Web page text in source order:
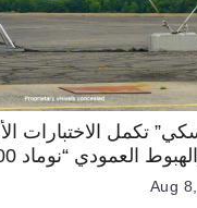
تكمل الاختبارات
العمودي “نوماد 100”
Aug